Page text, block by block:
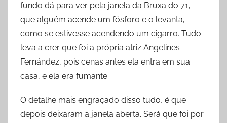
fundo dá para ver pela janela da Bruxa do 71,
que alguém acende um fósforo e o levanta,
como se estivesse acendendo um cigarro. Tudo
leva a crer que foi a própria atriz Angelines
Fernández, pois cenas antes ela entra em sua
casa, e ela era fumante.
O detalhe mais engraçado disso tudo, é que
depois deixaram a janela aberta. Será que foi por